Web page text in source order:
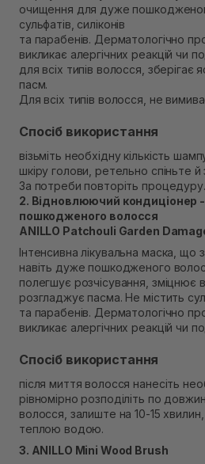
очищення для дуже
сульфатів, силіконів
та парабенів. Дерматологічно
викликає алергічних реакцій чи
для всіх типів волосся, зберігає
пасм.
Для всіх типів волосся, не
Спосіб використання
візьміть необхідну кількість
шкіру голови, ретельно спіньте
За потреби повторіть процедуру.
2. Відновлюючий кондиціонер
пошкодженого волосся
ANILLO Patchouli Garden
Інтенсивна лікувальна маска, що
навіть дуже пошкодженого
полегшує розчісування, зміцнює
розгладжує пасма. Не містить
та парабенів. Дерматологічно
викликає алергічних реакцій чи
Спосіб використання
після миття волосся нанесіть
рівномірно розподіліть по
волосся, залиште на 10-15
теплою водою.
3. ANILLO Mini Wood Brush